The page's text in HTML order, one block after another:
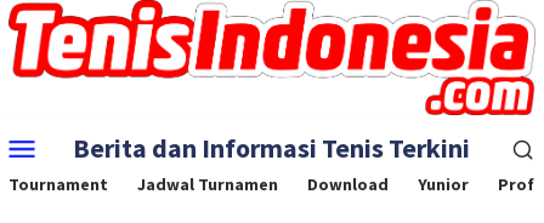
Skip
to
content
Mobile
Menu
Berita dan Informasi Tenis Terkini
Tournament Jadwal Turnamen Download Yunior